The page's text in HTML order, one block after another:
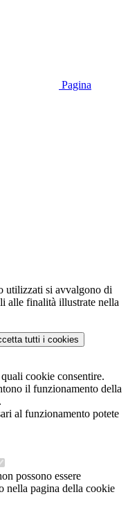
Pagina
utilizzati si avvalgono di
alle finalità illustrate nella
tutti i cookies
cookie consentire.
il funzionamento della
al funzionamento potete
possono essere
nella pagina della cookie